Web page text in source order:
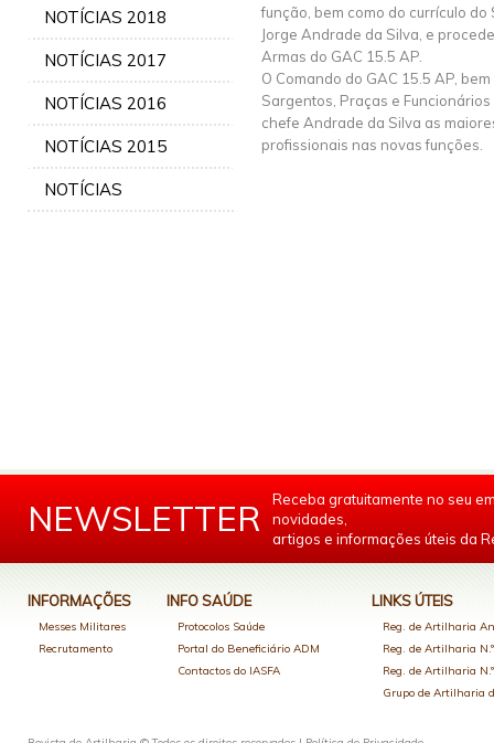
NOTÍCIAS 2018
NOTÍCIAS 2017
NOTÍCIAS 2016
NOTÍCIAS 2015
NOTÍCIAS
função, bem como do currículo
Jorge Andrade da Silva, e
Armas do GAC 15.5 AP.
O Comando do GAC 15.5 AP,
Sargentos, Praças e
chefe Andrade da Silva as
profissionais nas novas funções.
NEWSLETTER
Receba gratuitamente no seu
novidades,
artigos e informações úteis da
INFORMAÇÕES
Messes Militares
Recrutamento
INFO SAÚDE
Protocolos Saúde
Portal do Beneficiário ADM
Contactos do IASFA
LINKS ÚTEIS
Reg. de Artilharia
Reg. de Artilharia
Reg. de Artilharia
Grupo de Artilharia